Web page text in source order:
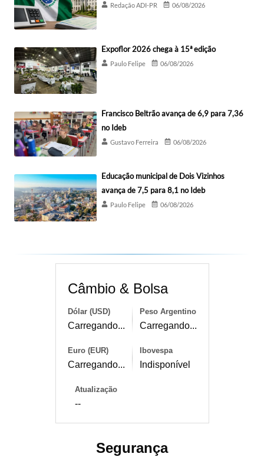
Redação ADI-PR 06/08/2026
Expoflor 2026 chega à 15ª edição
Paulo Felipe 06/08/2026
Francisco Beltrão avança de 6,9 para 7,36
no Ideb
Gustavo Ferreira 06/08/2026
Educação municipal de Dois Vizinhos
avança de 7,5 para 8,1 no Ideb
Paulo Felipe 06/08/2026
Câmbio & Bolsa
Dólar (USD)
Carregando...
Peso Argentino
Carregando...
Euro (EUR)
Carregando...
Ibovespa
Indisponível
Atualização
--
Segurança